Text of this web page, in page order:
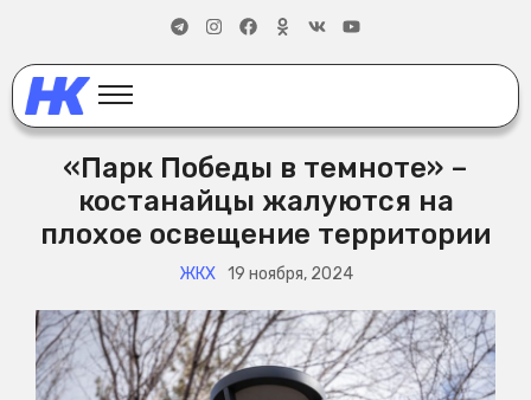
«Парк Победы в темноте» –
костанайцы жалуются на
плохое освещение территории
ЖКХ 19 ноября, 2024